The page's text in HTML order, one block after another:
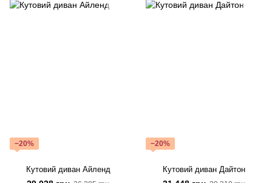
−20%
Кутовий диван Айленд
−20%
Кутовий диван Дайтон